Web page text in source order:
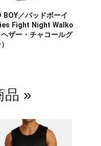
BOY／バッドボーイ
Fight Night Walko
ザー・チャコールグ
品 »